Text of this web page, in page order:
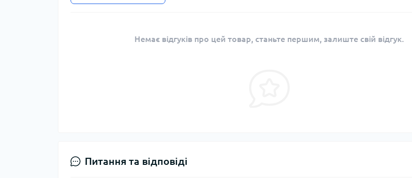
Немає відгуків про цей товар, станьте першим, залиште свій відгук.
Питання та відповіді